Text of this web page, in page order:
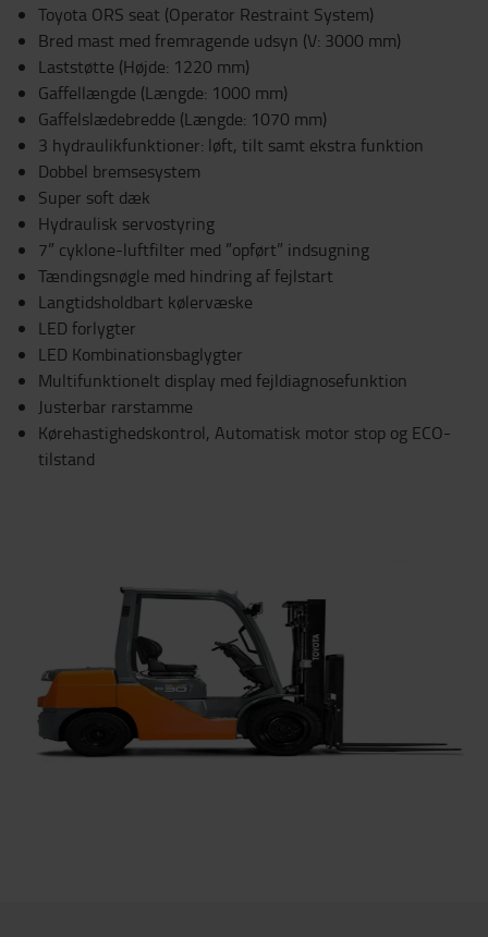
Toyota ORS seat (Operator Restraint System)
Bred mast med fremragende udsyn (V: 3000 mm)
Laststøtte (Højde: 1220 mm)
Gaffellængde (Længde: 1000 mm)
Gaffelslædebredde (Længde: 1070 mm)
3 hydraulikfunktioner: løft, tilt samt ekstra funktion
Dobbel bremsesystem
Super soft dæk
Hydraulisk servostyring
7” cyklone-luftfilter med ”opført” indsugning
Tændingsnøgle med hindring af fejlstart
Langtidsholdbart kølervæske
LED forlygter
LED Kombinationsbaglygter
Multifunktionelt display med fejldiagnosefunktion
Justerbar rarstamme
Kørehastighedskontrol, Automatisk motor stop og ECO-
tilstand